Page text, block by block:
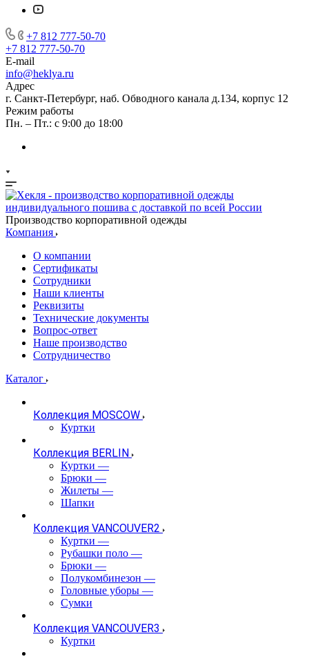
+7 812 777-50-70
+7 812 777-50-70
E-mail
info@heklya.ru
Адрес
г. Санкт-Петербург, наб. Обводного канала д.134, корпус 12
Режим работы
Пн. – Пт.: с 9:00 до 18:00
Производство корпоративной одежды
Компания
О компании
Сертификаты
Сотрудники
Наши клиенты
Реквизиты
Технические документы
Вопрос-ответ
Наше производство
Сотрудничество
Каталог
Коллекция MOSCOW
Куртки
Коллекция BERLIN
Куртки —
Брюки —
Жилеты —
Шапки
Коллекция VANCOUVER2
Куртки —
Рубашки поло —
Брюки —
Полукомбинезон —
Головные уборы —
Сумки
Коллекция VANCOUVER3
Куртки